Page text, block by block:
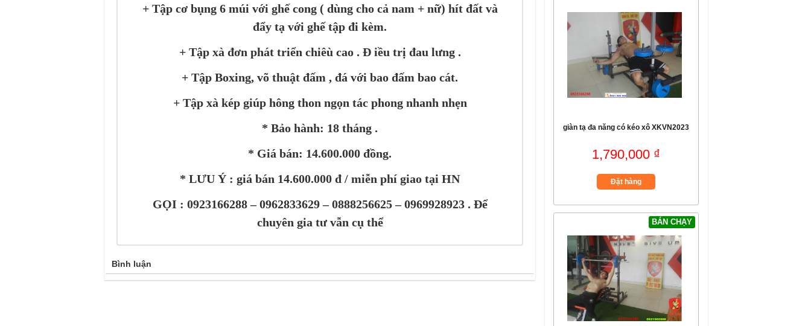
+ Tập cơ bụng 6 múi với ghế cong ( dùng cho cả nam + nữ) hít đất và
đẩy tạ với ghế tập đi kèm.
+ Tập xà đơn phát triển chiêù cao . Đ iều trị đau lưng .
+ Tập Boxing, võ thuật đấm , đá với bao đấm bao cát.
+ Tập xà kép giúp hông thon ngọn tác phong nhanh nhẹn
* Bảo hành: 18 tháng .
* Giá bán: 14.600.000 đồng.
* LƯU Ý : giá bán 14.600.000 đ / miễn phí giao tại HN
GỌI : 0923166288 – 0962833629 – 0888256625 – 0969928923 . Để
chuyên gia tư vẫn cụ thể
Bình luận
giàn tạ đa năng có kéo xô XKVN2023
1,790,000 ₫
Đặt hàng
BÁN CHẠY